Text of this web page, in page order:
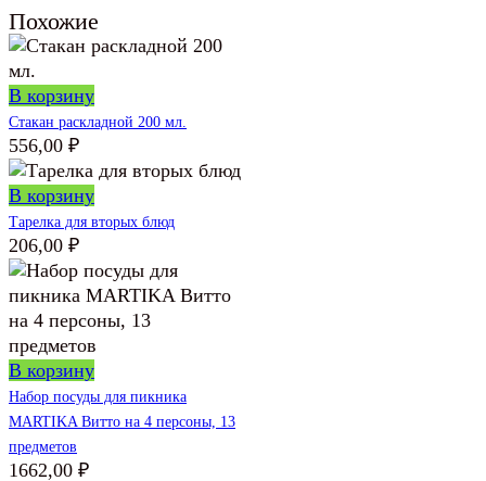
Похожие
В корзину
Стакан раскладной 200 мл.
556,00 ₽
В корзину
Тарелка для вторых блюд
206,00 ₽
В корзину
Набор посуды для пикника
MARTIKA Витто на 4 персоны, 13
предметов
1662,00 ₽